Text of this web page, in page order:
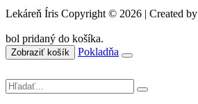
Lekáreň Íris Copyright © 2026 | Created by
bol pridaný do košíka.
Zobraziť košík Pokladňa